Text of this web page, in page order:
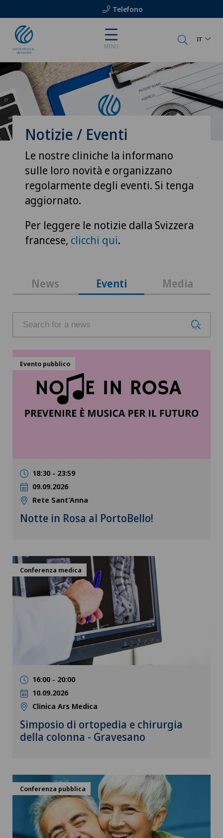
Telefono
MENU
IT
Notizie / Eventi
Le nostre cliniche la informano
sulle loro novità e organizzano
regolarmente degli eventi. Si tenga
aggiornato.
Per leggere le notizie dalla Svizzera
francese, clicchi qui.
News Eventi Media
Evento pubblico
18:30 - 23:59
09.09.2026
Rete Sant'Anna
Notte in Rosa al PortoBello!
Conferenza medica
16:00 - 20:00
10.09.2026
Clinica Ars Medica
Simposio di ortopedia e chirurgia
della colonna - Gravesano
Conferenza pubblica